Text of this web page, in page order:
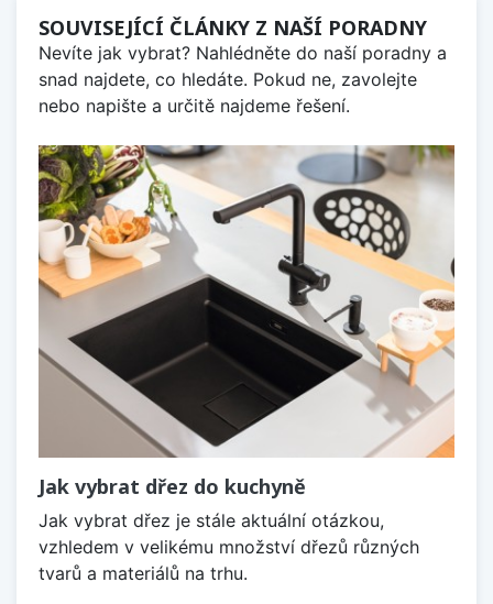
SOUVISEJÍCÍ ČLÁNKY Z NAŠÍ PORADNY
Nevíte jak vybrat? Nahlédněte do naší poradny a
snad najdete, co hledáte. Pokud ne, zavolejte
nebo napište a určitě najdeme řešení.
Jak vybrat dřez do kuchyně
Jak vybrat dřez je stále aktuální otázkou,
vzhledem v velikému množství dřezů různých
tvarů a materiálů na trhu.